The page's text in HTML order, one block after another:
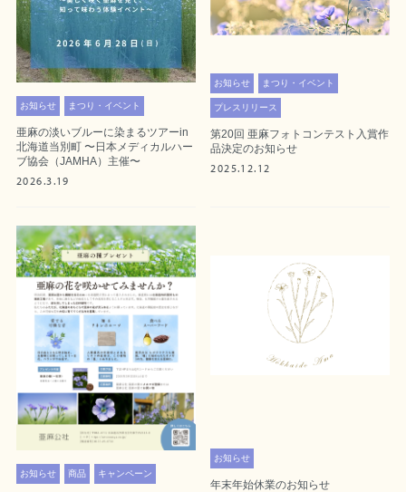
お知らせ まつり・イベント
亜麻の淡いブルーに染まるツアーin
北海道当別町 〜日本メディカルハー
ブ協会（JAMHA）主催〜
2026.3.19
お知らせ まつり・イベント
プレスリリース
第20回 亜麻フォトコンテスト入賞作
品決定のお知らせ
2025.12.12
お知らせ 商品 キャンペーン
お知らせ
年末年始休業のお知らせ